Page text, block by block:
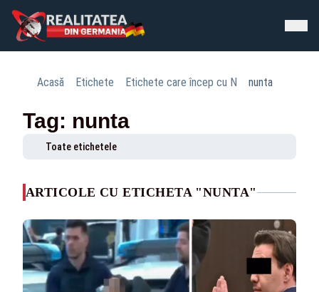
Acasă Etichete Etichete care încep cu N nunta
Tag: nunta
Toate etichetele
ARTICOLE CU ETICHETA "NUNTA"